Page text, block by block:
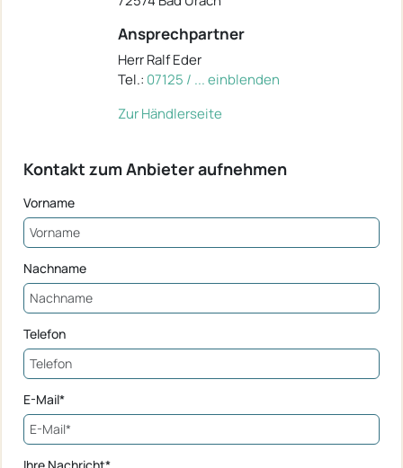
Ansprechpartner
Herr Ralf Eder
Tel.: 07125 / ... einblenden
Zur Händlerseite
Kontakt zum Anbieter aufnehmen
Vorname
Nachname
Telefon
E-Mail*
Ihre Nachricht*